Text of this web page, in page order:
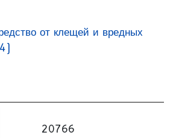
от клещей и вредных
20766